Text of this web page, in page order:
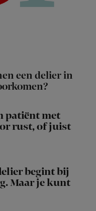
een delier in
patiënt met
rust, of juist
begint bij
Maar je kunt